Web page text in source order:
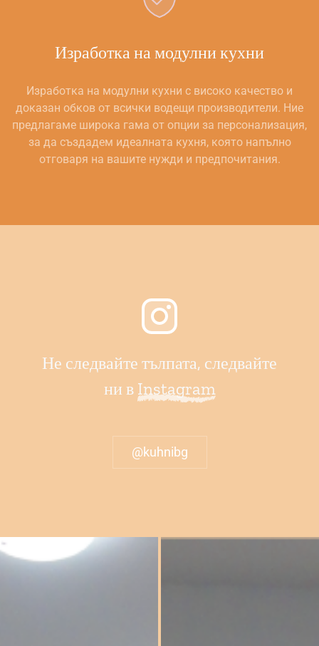
Изработка на модулни кухни
Изработка на модулни кухни с високо качество и
доказан обков от всички водещи производители. Ние
предлагаме широка гама от опции за персонализация,
за да създадем идеалната кухня, която напълно
отговаря на вашите нужди и предпочитания.
Не следвайте тълпата, следвайте
ни в Instagram
@kuhnibg